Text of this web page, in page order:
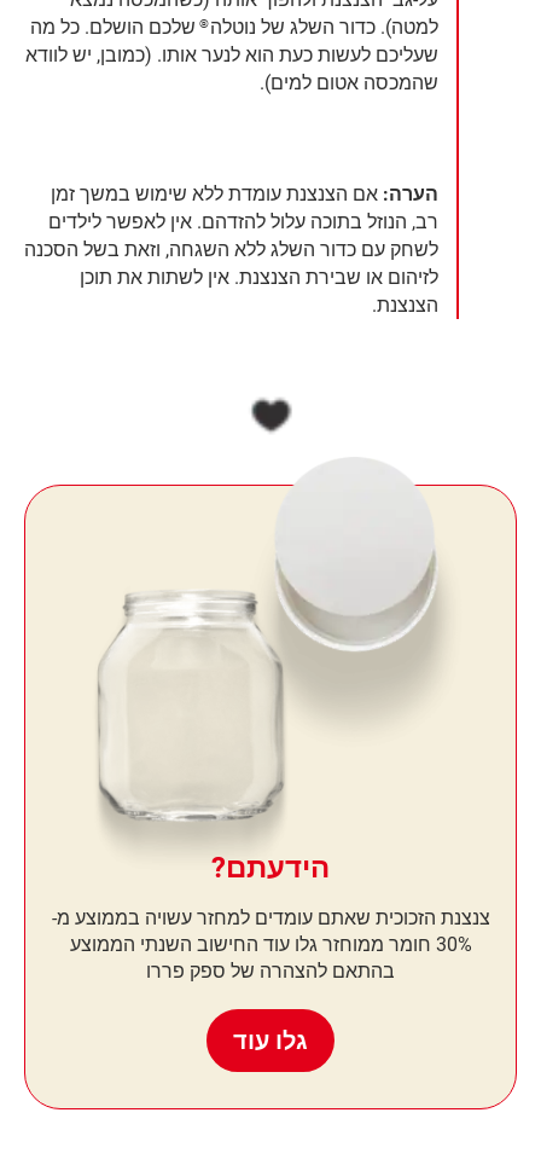
למטה). כדור השלג של נוטלה®שלכם הושלם. כל מה
שעליכם לעשות כעת הוא לנער אותו. (כמובן, יש לוודא
שהמכסה אטום למים).
הערה: אם הצנצנת עומדת ללא שימוש במשך זמן
רב, הנוזל בתוכה עלול להזדהם. אין לאפשר לילדים
לשחק עם כדור השלג ללא השגחה, וזאת בשל הסכנה
לזיהום או שבירת הצנצנת. אין לשתות את תוכן
הצנצנת.
הידעתם?
צנצנת הזכוכית שאתם עומדים למחזר עשויה בממוצע מ-
30% חומר ממוחזר גלו עוד החישוב השנתי הממוצע
בהתאם להצהרה של ספק פררו
גלו עוד